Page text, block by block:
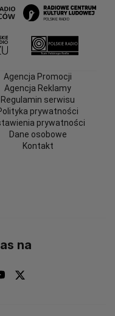
Agencja Promocji
Agencja Reklamy
Regulamin serwisu
prywatności
prywatności
Dane osobowe
Kontakt
na